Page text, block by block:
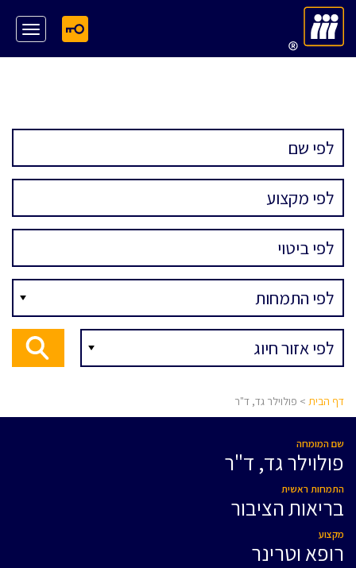
דף הבית > פולוילר גד, ד"ר
שם המומחה
פולוילר גד, ד"ר
התמחות ראשית
בריאות הציבור
מקצוע
רופא וטרינר